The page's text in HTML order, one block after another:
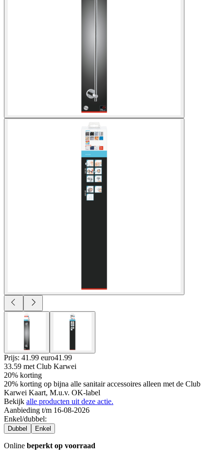
Prijs: 41.99 euro41 .99
33.59 met Club Karwei
20% korting
20% korting op bijna alle sanitair accessoires alleen met de Club
Karwei Kaart, M.u.v. OK-label
Bekijk alle producten uit deze actie.
Aanbieding t/m 16-08-2026
Enkel/dubbel:
Dubbel Enkel
Online beperkt op voorraad